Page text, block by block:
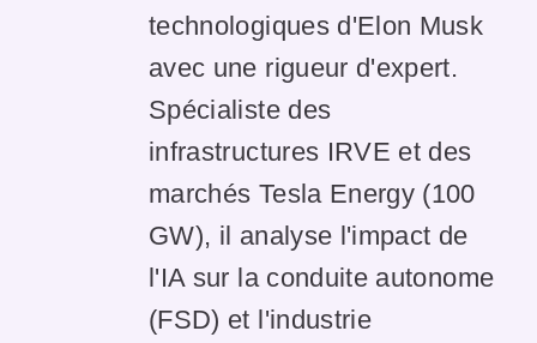
technologiques d'Elon Musk
avec une rigueur d'expert.
Spécialiste des
infrastructures IRVE et des
marchés Tesla Energy (100
GW), il analyse l'impact de
l'IA sur la conduite autonome
(FSD) et l'industrie